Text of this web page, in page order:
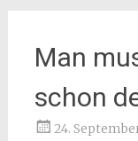
Man
schon
24.